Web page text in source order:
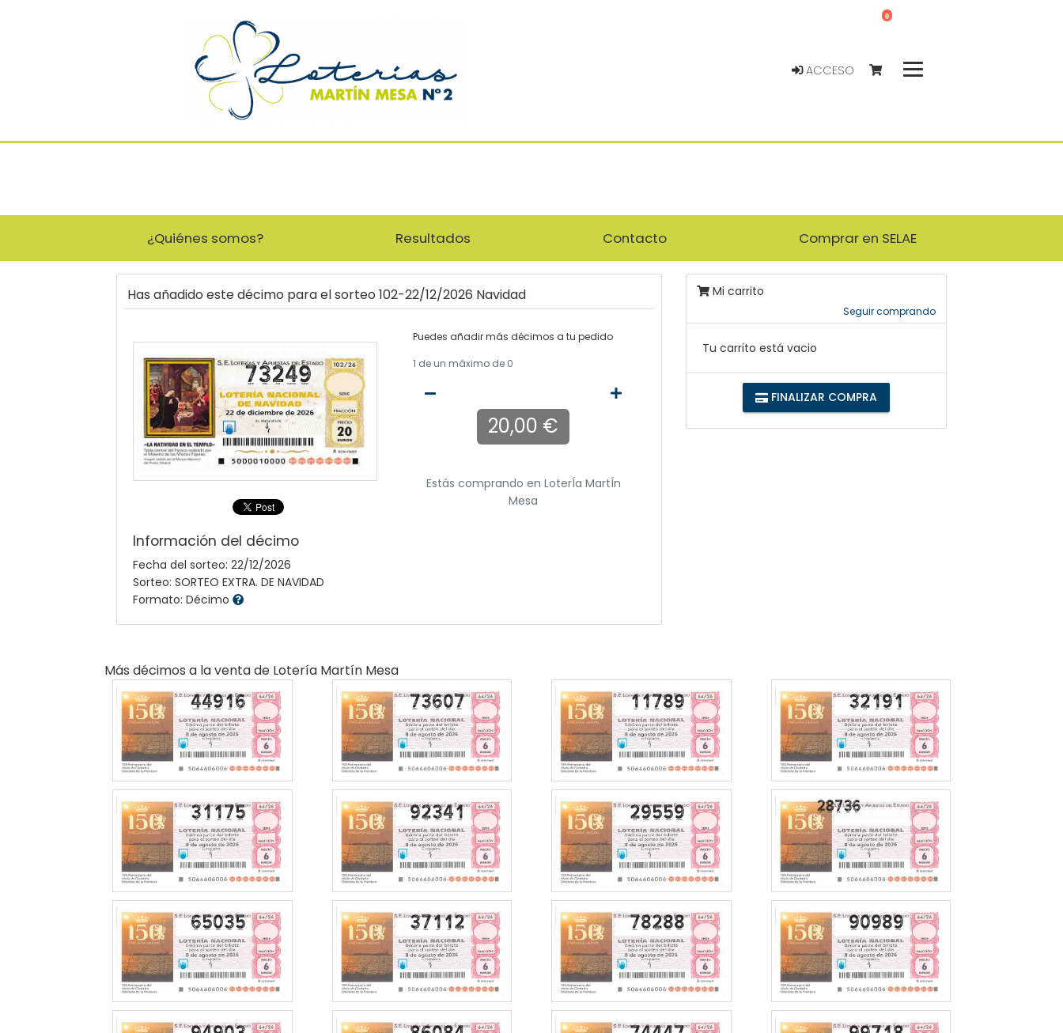
ACCESO
0
¿Quiénes somos? Resultados Contacto Comprar en SELAE
Has añadido este décimo para el sorteo 102-22/12/2026 Navidad
73249
Información del décimo
Fecha del sorteo: 22/12/2026
Sorteo: SORTEO EXTRA. DE NAVIDAD
Formato: Décimo
Puedes añadir más décimos a tu pedido
1 de un máximo de 0
20,00 €
Estás comprando en LoterÍa MartÍn
Mesa
Mi carrito
Seguir comprando
Tu carrito está vacio
FINALIZAR COMPRA
Más décimos a la venta de Lotería Martín Mesa
44916 73607 11789 32191
31175 92341 29559
65035 37112 78288 90989